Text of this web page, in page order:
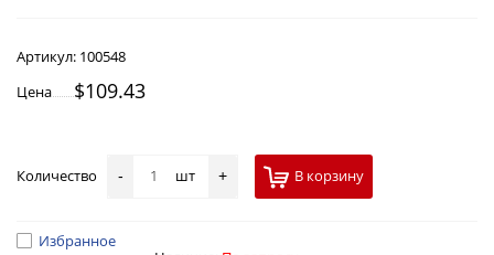
Артикул: 100548
Цена
$109.43
Количество - шт + В корзину
Избранное